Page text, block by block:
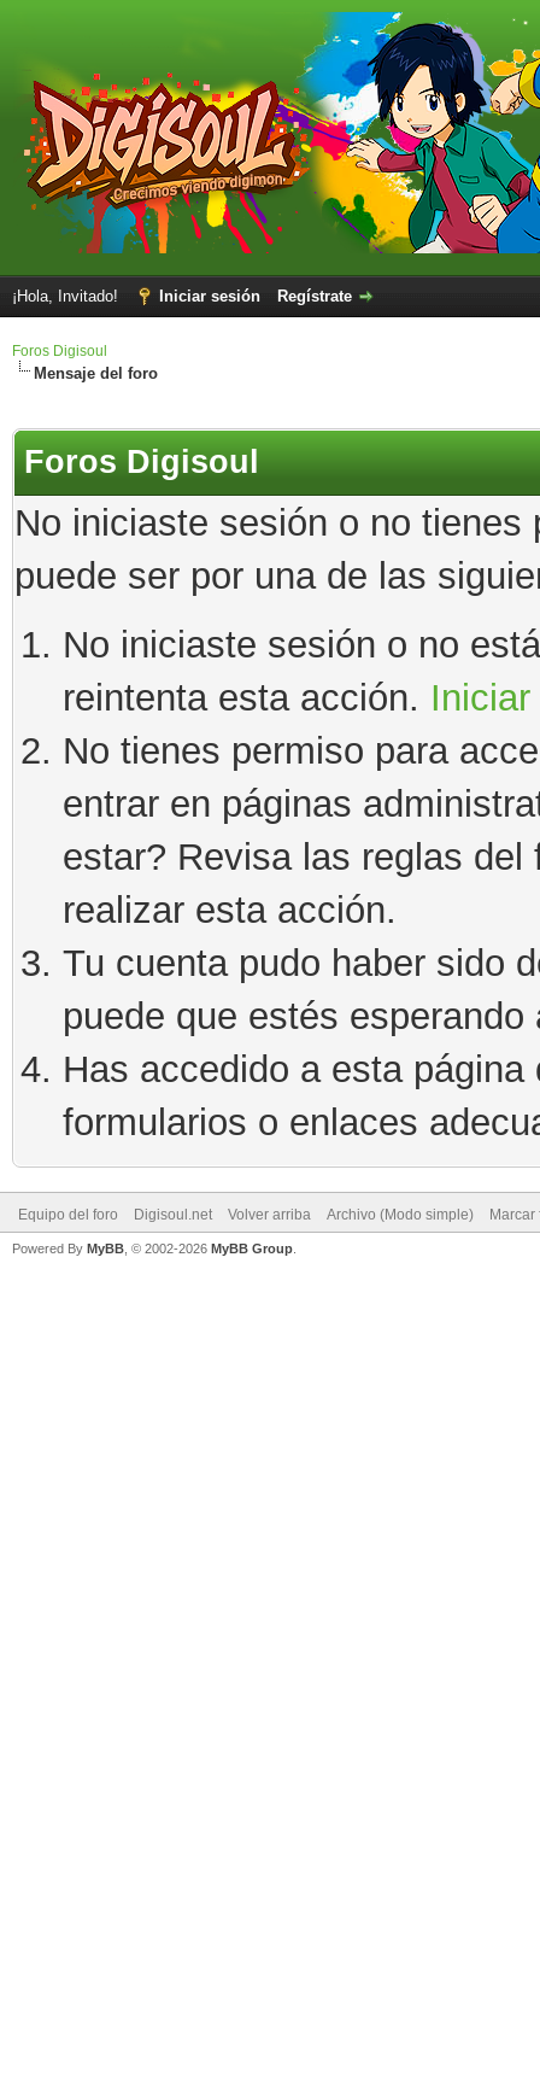
¡Hola, Invitado! Iniciar sesión Regístrate
Foros Digisoul
Mensaje del foro
Foros Digisoul
No iniciaste sesión o no
puede ser por una de las
No iniciaste sesión o no
reintenta esta acción.
No tienes permiso para
entrar en páginas
estar? Revisa las reglas
realizar esta acción.
Tu cuenta pudo haber sido
puede que estés esperando
Has accedido a esta
formularios o enlaces
Equipo del foro Digisoul.net Volver arriba Archivo (Modo simple)
Powered By MyBB , © 2002-2026 MyBB Group